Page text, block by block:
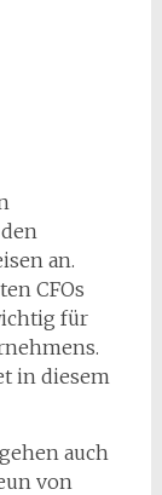
an.
CFOs
für
in diesem
auch
von